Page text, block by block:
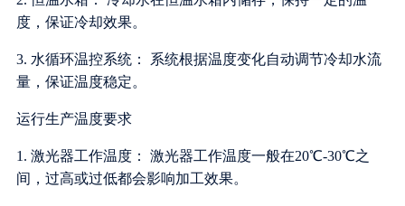
度，保证冷却效果。
3. 水循环温控系统： 系统根据温度变化自动调节冷却水流
量，保证温度稳定。
运行生产温度要求
1. 激光器工作温度： 激光器工作温度一般在20℃-30℃之
间，过高或过低都会影响加工效果。